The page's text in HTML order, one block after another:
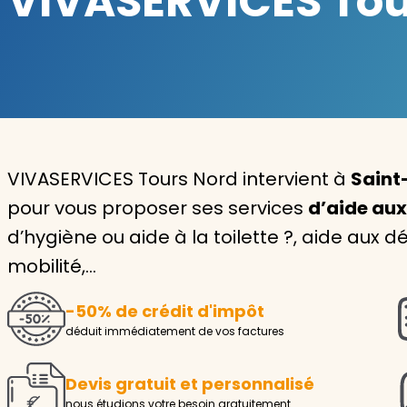
Aide à la personne
Handicaps
Voir tous les services
VIVASERVICES Tours Nord intervient à
pour vous proposer ses services d’aide
d’hygiène ou aide à la toilette ?, aide aux
mobilité,…
-50% de crédit d'impôt
déduit immédiatement de vos factures
Devis gratuit et personnalisé